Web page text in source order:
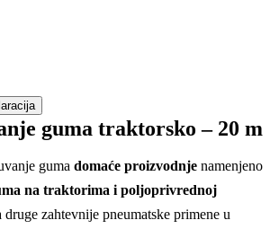
guma traktorsko – 20 m
guma domaće proizvodnje namenjeno
na traktorima i poljoprivrednoj
druge zahtevnije pneumatske primene u